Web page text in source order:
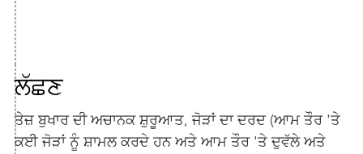
ਲੱਛਣ
ਤੇਜ਼ ਬੁਖਾਰ ਦੀ ਅਚਾਨਕ ਸ਼ੁਰੂਆਤ, ਜੋੜਾਂ ਦਾ ਦਰਦ (ਆਮ ਤੌਰ 'ਤੇ
ਕਈ ਜੋੜਾਂ ਨੂੰ ਸ਼ਾਮਲ ਕਰਦੇ ਹਨ ਅਤੇ ਆਮ ਤੌਰ 'ਤੇ ਦੁਵੱਲੇ ਅਤੇ